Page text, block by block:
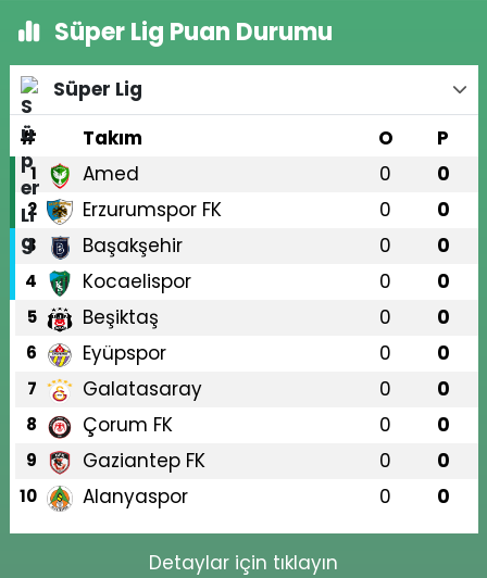
Süper Lig Puan Durumu
Süper Lig
#
Takım O P
1 Amed 0 0
2 Erzurumspor FK 0 0
3 Başakşehir 0 0
4 Kocaelispor 0 0
5 Beşiktaş 0 0
6 Eyüpspor 0 0
7 Galatasaray 0 0
8 Çorum FK 0 0
9 Gaziantep FK 0 0
10 Alanyaspor 0 0
Detaylar için tıklayın